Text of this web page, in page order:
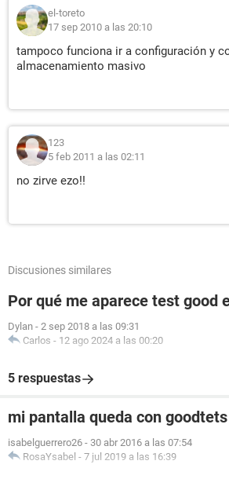
el-toreto
17 sep 2010 a las 20:10
tampoco funciona ir a configuración y
almacenamiento masivo
123
5 feb 2011 a las 02:11
no zirve ezo!!
Discusiones similares
Por qué me aparece test good
Dylan - 2 sep 2018 a las 09:31
Carlos - 12 ago 2024 a las 00:20
5 respuestas
mi pantalla queda con
isabelguerrero26 - 30 abr 2016 a las 07:54
RosaYsabel - 7 jul 2019 a las 16:39